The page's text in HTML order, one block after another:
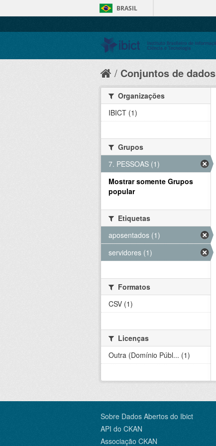
BRASIL
Conjuntos de dados
Organizações
IBICT (1)
Grupos
7. PESSOAS (1)
Mostrar somente Grupos
popular
Etiquetas
aposentados (1)
servidores (1)
Formatos
CSV (1)
Licenças
Outra (Domínio Públ... (1)
Sobre Dados Abertos do Ibict
API do CKAN
Associação CKAN